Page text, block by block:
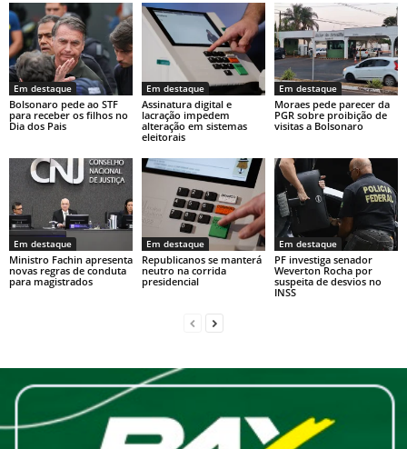
A
p
p
b
o
o
k
Li
n
k
Em destaque
Bolsonaro pede ao STF
para receber os filhos no
Dia dos Pais
Em destaque
Assinatura digital e
lacração impedem
alteração em sistemas
eleitorais
Em destaque
Moraes pede parecer da
PGR sobre proibição de
visitas a Bolsonaro
Em destaque
Ministro Fachin apresenta
novas regras de conduta
para magistrados
Em destaque
Republicanos se manterá
neutro na corrida
presidencial
Em destaque
PF investiga senador
Weverton Rocha por
suspeita de desvios no
INSS